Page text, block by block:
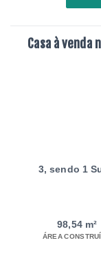
Casa à venda
3, sendo 1
98,54 m²
ÁREA